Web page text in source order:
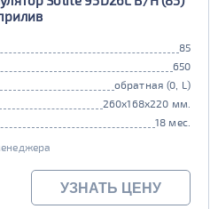
85
650
обратная (0, L)
260x168x220 мм.
18 мес.
УЗНАТЬ ЦЕНУ